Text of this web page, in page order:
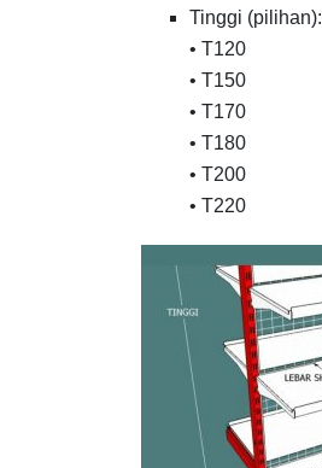
Tinggi (pilihan):
• T120
• T150
• T170
• T180
• T200
• T220